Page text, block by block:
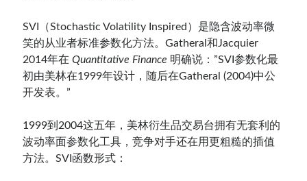
SVI（Stochastic Volatility Inspired）是隐含波动率微
笑的从业者标准参数化方法。Gatheral和Jacquier
2014年在Quantitative Finance 明确说：”SVI参数化最
初由美林在1999年设计，随后在Gatheral (2004)中公
开发表。”
1999到2004这五年，美林衍生品交易台拥有无套利的
波动率面参数化工具，竞争对手还在用更粗糙的插值
方法。SVI函数形式：